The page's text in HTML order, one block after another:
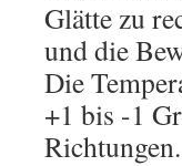
Glätte zu
und die
Die
+1 bis -1
Richtungen.